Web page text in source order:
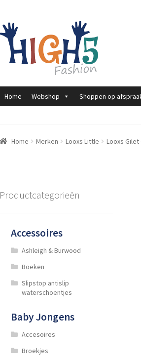
Ga
door
naar
navigatie
Ga
direct
naar
Home Webshop Shoppen op
Home Merken Looxs Little Looxs Gilet
Productcategorieën
Accessoires
Ashleigh & Burwood
Boeken
Slipstop antislip
waterschoentjes
Baby Jongens
Accesoires
Broekjes